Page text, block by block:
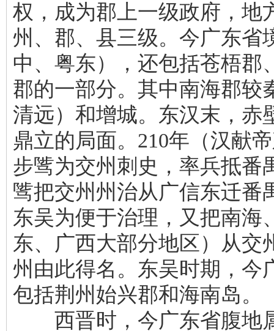
权，成为郡上一级政府，地
州、郡、县三级。今广东省
中、粤东），还包括苍梧郡
郡的一部分。其中南海郡较
清远）和增城。东汉末，赤
鼎立的局面。210年（汉献
步骘为交州刺史，率兵抵番
骘把交州州治从广信东迁番
东吴为便于治理，又把南海
东、广西大部分地区）从交
州由此得名。东吴时期，今
包括荆州始兴郡和海南岛。
西晋时，今广东省腹地